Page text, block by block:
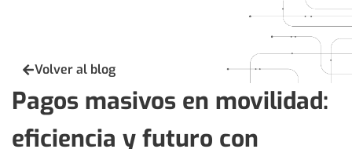
Volver al blog
Pagos masivos en movilidad:
eficiencia y futuro con